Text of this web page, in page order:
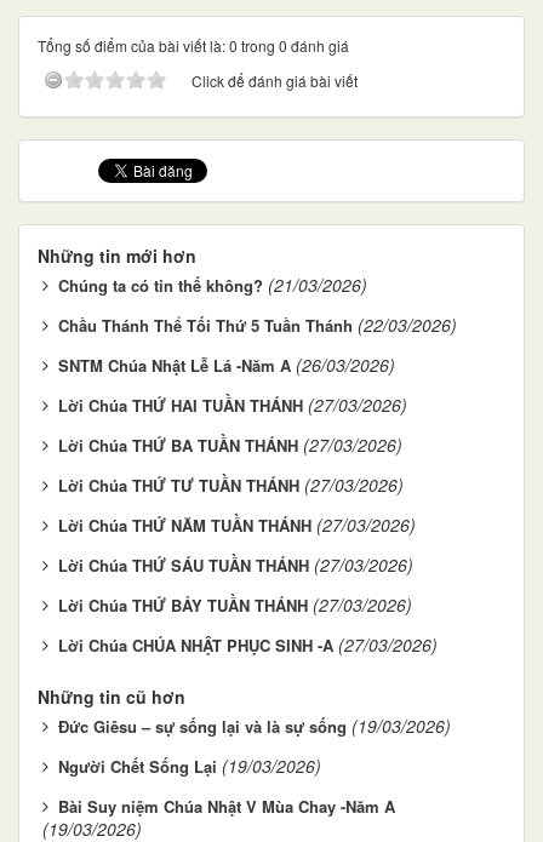
Tổng số điểm của bài viết là: 0 trong 0 đánh giá
Click để đánh giá bài viết
Những tin mới hơn
Chúng ta có tin thế không? (21/03/2026)
Chầu Thánh Thể Tối Thứ 5 Tuần Thánh (22/03/2026)
SNTM Chúa Nhật Lễ Lá -Năm A (26/03/2026)
Lời Chúa THỨ HAI TUẦN THÁNH (27/03/2026)
Lời Chúa THỨ BA TUẦN THÁNH (27/03/2026)
Lời Chúa THỨ TƯ TUẦN THÁNH (27/03/2026)
Lời Chúa THỨ NĂM TUẦN THÁNH (27/03/2026)
Lời Chúa THỨ SÁU TUẦN THÁNH (27/03/2026)
Lời Chúa THỨ BẢY TUẦN THÁNH (27/03/2026)
Lời Chúa CHÚA NHẬT PHỤC SINH -A (27/03/2026)
Những tin cũ hơn
Đức Giêsu – sự sống lại và là sự sống (19/03/2026)
Người Chết Sống Lại (19/03/2026)
Bài Suy niệm Chúa Nhật V Mùa Chay -Năm A
(19/03/2026)